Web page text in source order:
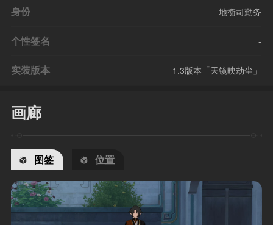
身份 地衡司勤务
个性签名 -
实装版本 1.3版本「天镜映劫尘」
画廊
图签 位置